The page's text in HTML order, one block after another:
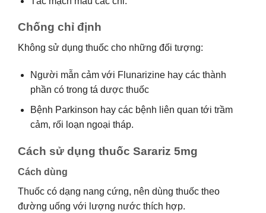
Chống chỉ định
Không sử dụng thuốc cho những đối tượng:
Người mẫn cảm với Flunarizine hay các thành
phần có trong tá dược thuốc
Bệnh Parkinson hay các bệnh liên quan tới trầm
cảm, rối loạn ngoại tháp.
Cách sử dụng thuốc Sarariz 5mg
Cách dùng
Thuốc có dạng nang cứng, nên dùng thuốc theo
đường uống với lượng nước thích hợp.